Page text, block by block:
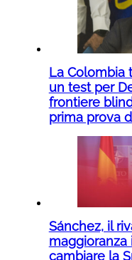
La Colombia
un test per
frontiere
prima prova
Sánchez, il
cambiare la